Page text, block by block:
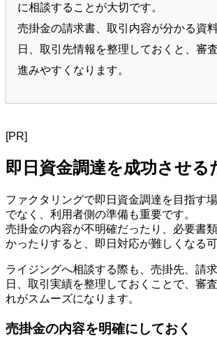
に相談することが大切です。
売掛金の請求書、取引内容が分かる資
日、取引先情報を整理しておくと、審
進みやすくなります。
[PR]
即日資金調達を成功させる
ファクタリングで即日資金調達を目指す
でなく、利用者側の準備も重要です。
売掛金の内容が不明確だったり、必要書
かったりすると、即日対応が難しくなる
ライジングへ相談する際も、売掛先、請
日、取引実績を整理しておくことで、審
れがスムーズになります。
売掛金の内容を明確にしておく